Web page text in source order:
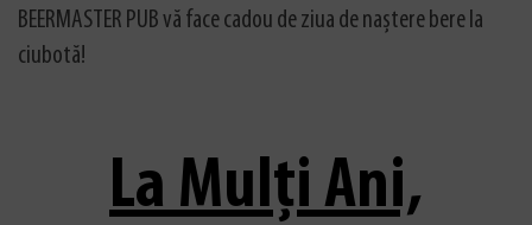
BEERMASTER PUB vă face cadou de ziua de naștere bere la
ciubotă!
La Mulți Ani,